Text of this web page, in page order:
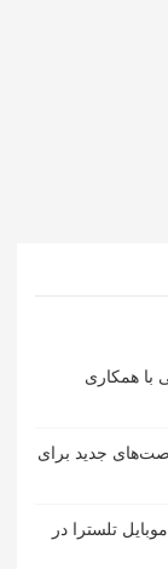
با همکاری
موبایل 2026 و فرصت‌های جدید برای
تلسترا در